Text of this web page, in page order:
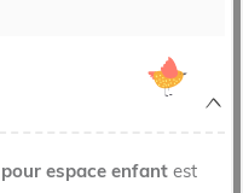
espace enfant est